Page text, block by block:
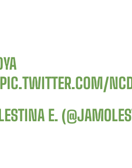
PIC.TWITTER.COM/
E.